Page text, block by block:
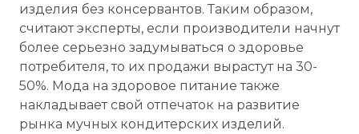
изделия без консервантов. Таким образом,
считают эксперты, если производители начнут
более серьезно задумываться о здоровье
потребителя, то их продажи вырастут на 30-
50%. Мода на здоровое питание также
накладывает свой отпечаток на развитие
рынка мучных кондитерских изделий.